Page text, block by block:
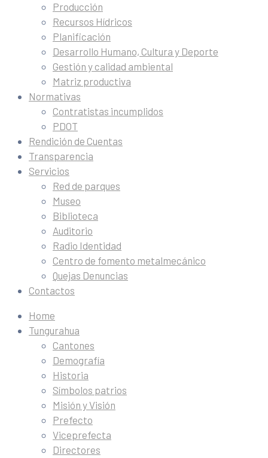
Producción
Recursos Hídricos
Planificación
Desarrollo Humano, Cultura y Deporte
Gestión y calidad ambiental
Matriz productiva
Normativas
Contratistas incumplidos
PDOT
Rendición de Cuentas
Transparencia
Servicios
Red de parques
Museo
Biblioteca
Auditorio
Radio Identidad
Centro de fomento metalmecánico
Quejas Denuncias
Contactos
Home
Tungurahua
Cantones
Demografía
Historia
Símbolos patrios
Misión y Visión
Prefecto
Viceprefecta
Directores